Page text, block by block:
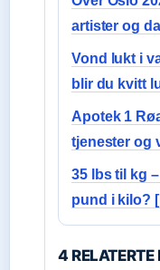
artister og
Vond lukt i
blir du kvitt
Apotek 1
tjenester og
35 lbs til kg
pund i kilo?
4 RELATERTE